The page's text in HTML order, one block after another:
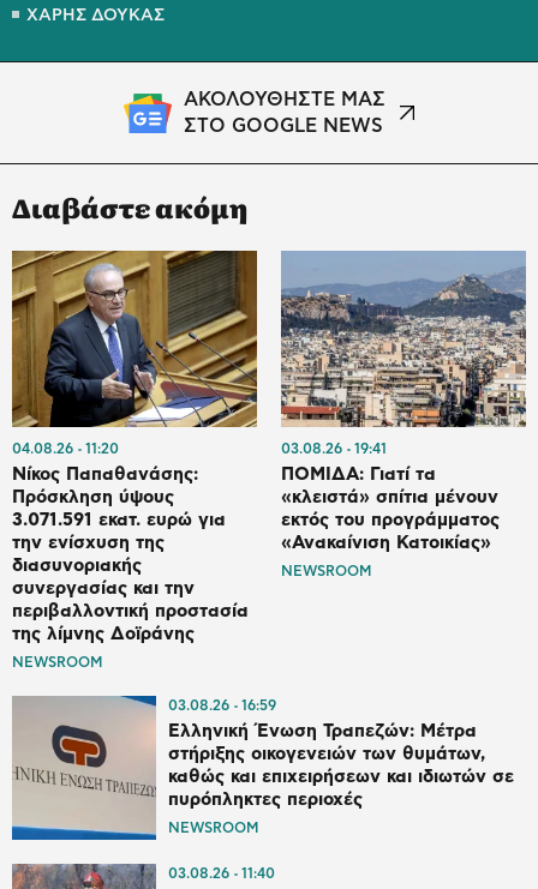
ΧΑΡΗΣ ΔΟΥΚΑΣ
ΑΚΟΛΟΥΘΗΣΤΕ ΜΑΣ
ΣΤΟ GOOGLE NEWS
Διαβάστε ακόμη
04.08.26 11:20
Νίκος Παπαθανάσης:
Πρόσκληση ύψους
3.071.591 εκατ. ευρώ για
την ενίσχυση της
διασυνοριακής
συνεργασίας και την
περιβαλλοντική προστασία
της λίμνης Δοϊράνης
NEWSROOM
03.08.26 19:41
ΠΟΜΙΔΑ: Γιατί τα
«κλειστά» σπίτια μένουν
εκτός του προγράμματος
«Ανακαίνιση Κατοικίας»
NEWSROOM
03.08.26 16:59
Ελληνική Ένωση Τραπεζών: Μέτρα
στήριξης οικογενειών των θυμάτων,
καθώς και επιχειρήσεων και ιδιωτών σε
πυρόπληκτες περιοχές
NEWSROOM
03.08.26 11:40